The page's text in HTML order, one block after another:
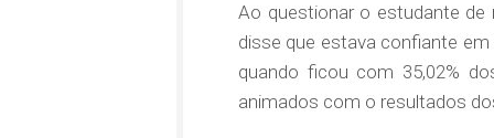
Ao questionar o estudante de
disse que estava confiante
quando ficou com 35,02%
animados com o resultados